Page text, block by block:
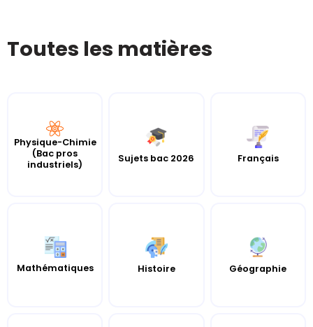
Toutes les matières
Physique-Chimie
(Bac pros
industriels)
Sujets bac 2026 Français
Mathématiques Histoire Géographie